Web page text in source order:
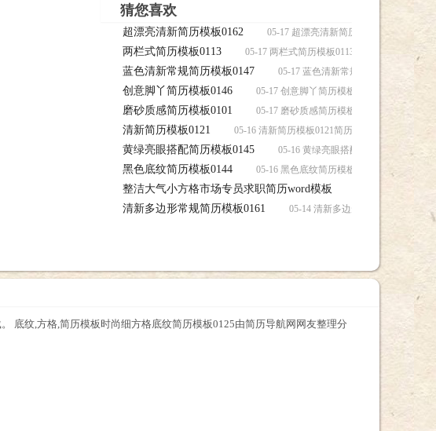
猜您喜欢
超漂亮清新简历模板0162 05-17 超漂亮清新简历模板0162简历，
两栏式简历模板0113 05-17 两栏式简历模板0113简历，两栏式简历
蓝色清新常规简历模板0147 05-17 蓝色清新常规简历模板0147简
创意脚丫简历模板0146 05-17 创意脚丫简历模板0146简历，创意脚
磨砂质感简历模板0101 05-17 磨砂质感简历模板0101简历，磨砂质
清新简历模板0121 05-16 清新简历模板0121简历，清新简历模板
黄绿亮眼搭配简历模板0145 05-16 黄绿亮眼搭配简历模板0145简
黑色底纹简历模板0144 05-16 黑色底纹简历模板0144简历，黑色底
整洁大气小方格市场专员求职简历word模板
word模板简历下载
清新多边形常规简历模板0161 05-14 清新多边形常规简历模板
底纹,方格,简历模板时尚细方格底纹简历模板0125由简历导航网网友整理分